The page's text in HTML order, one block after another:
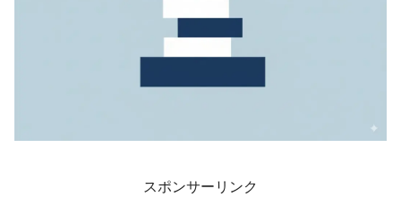
スポンサーリンク